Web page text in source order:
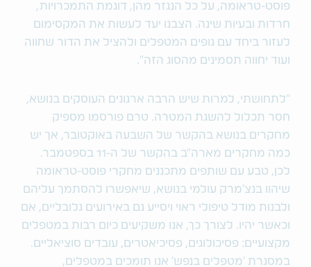
פוסט-טראומה, על כל הנגזר מהן, דוגמת התמכרויות,
חרדות ובעיות שינה. הצבנו יעד לעשות את המקסימום
לעזור ביחד עם גופים המטפלים ולהציל את הדור שחווה
ועוד יחווה תסמינים מהסוג הזה".
"לתחושתי, למרות שיש הרבה ארגונים העוסקים בנושא,
חסר תכלול להשגת המטרה. טרם פורסמו מספיק
מחקרים בנושא בהקשר של השבעה באוקטובר, אך יש
כמה מחקרים מארה"ב בהקשר של ה-11 בספטמבר.
לכן, טבע עם שותפים מתכננים מחקרי פוסט-טראומה
שיהוו בנצ'מרק עולמי בנושא, שיאפשרו להסתמך עליהם
ולבנות מודל טיפולי ראוי ויסייע גם באירועים גלובליים, אם
וכאשר יהיו. לצורך כך, אנו משקיעים כיום רבות במטפלים
מקצועיים: פסיכולוגים, פסיכיאטרים, עובדים סוציאליים.
במסגרת 'מטפלים בנפש' אנו תומכים במטפלים,